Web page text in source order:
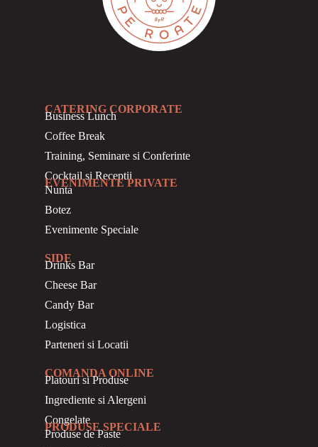
CATERING CORPORATE
BusinessLunch
Coffee Break
Training, Seminare si Conferinte
Cocktail si Receptii
EVENIMENTE PRIVATE
Nunta
Botez
Evenimente Speciale
SIDE
Drinks Bar
Cheese Bar
Candy Bar
Logistica
Parteneri si Locatii
COMANDA ONLINE
Platouri si Produse
Ingrediente si Alergeni
Congelate
PRODUSE SPECIALE
Produse de Paste